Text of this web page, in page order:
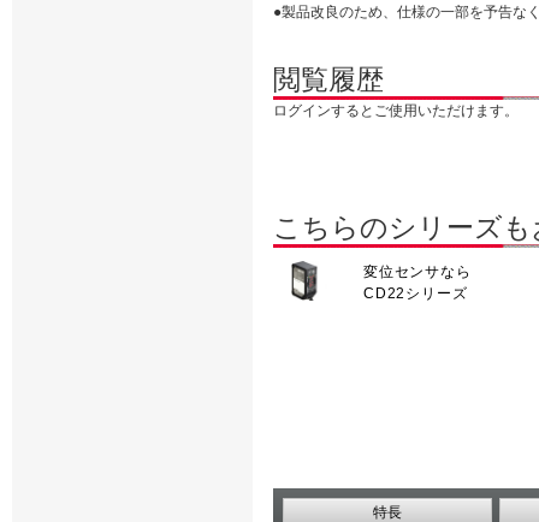
●製品改良のため、仕様の一部を予告な
閲覧履歴
ログインするとご使用いただけます。
こちらのシリーズ
変位センサなら
CD22シリーズ
特長